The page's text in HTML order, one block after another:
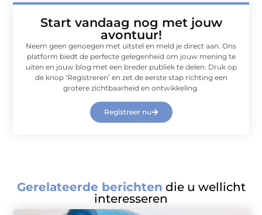
Start vandaag nog met jouw
avontuur!
Neem geen genoegen met uitstel en meld je direct aan. Ons
platform biedt de perfecte gelegenheid om jouw mening te
uiten en jouw blog met een breder publiek te delen. Druk op
de knop ‘Registreren’ en zet de eerste stap richting een
grotere zichtbaarheid en ontwikkeling.
Registreer nu
Gerelateerde berichten die u wellicht
interesseren